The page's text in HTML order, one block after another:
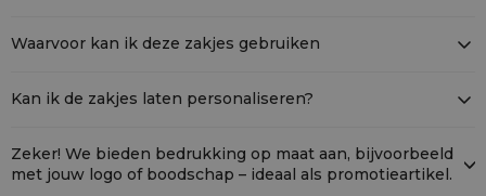
Waarvoor kan ik deze zakjes gebruiken
cadeauverpakking of handige organiser.
Kan ik de zakjes laten personaliseren?
Zeker! We bieden bedrukking op maat aan, bijvoorbeeld
met jouw logo of boodschap – ideaal als promotieartikel.